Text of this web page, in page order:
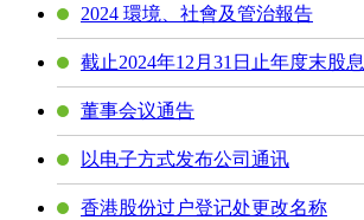
2024 環境、社會及管治報告
截止2024年12月31日止年度末股息
董事会议通告
以电子方式发布公司通讯
香港股份过户登记处更改名称